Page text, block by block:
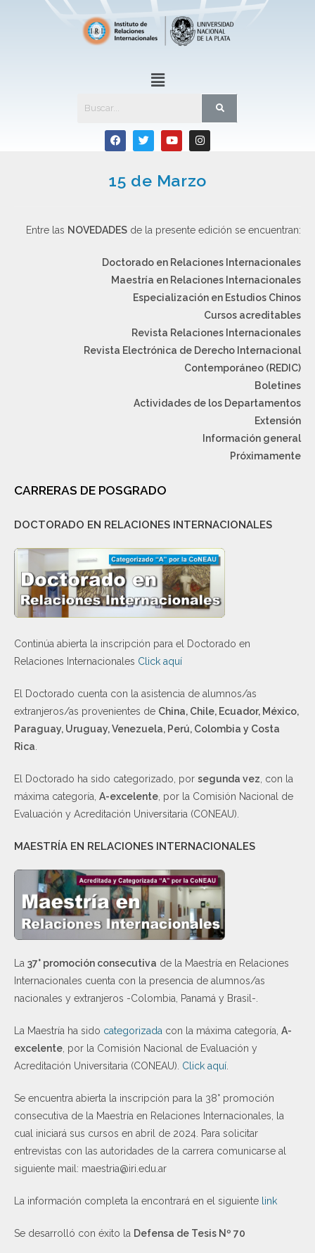
15 de Marzo
Entre las NOVEDADES de la presente edición se encuentran:
Doctorado en Relaciones Internacionales
Maestría en Relaciones Internacionales
Especialización en Estudios Chinos
Cursos acreditables
Revista Relaciones Internacionales
Revista Electrónica de Derecho Internacional
Contemporáneo (REDIC)
Boletines
Actividades de los Departamentos
Extensión
Información general
Próximamente
CARRERAS DE POSGRADO
DOCTORADO EN RELACIONES INTERNACIONALES
Continúa abierta la inscripción para el Doctorado en
Relaciones Internacionales Click aquí
El Doctorado cuenta con la asistencia de alumnos/as
extranjeros/as provenientes de China, Chile, Ecuador, México,
Paraguay, Uruguay, Venezuela, Perú, Colombia y Costa
Rica.
El Doctorado ha sido categorizado, por segunda vez, con la
máxima categoría, A-excelente, por la Comisión Nacional de
Evaluación y Acreditación Universitaria (CONEAU).
MAESTRÍA EN RELACIONES INTERNACIONALES
La 37° promoción consecutiva de la Maestría en Relaciones
Internacionales cuenta con la presencia de alumnos/as
nacionales y extranjeros -Colombia, Panamá y Brasil-.
La Maestría ha sido categorizada con la máxima categoría, A-
excelente , por la Comisión Nacional de Evaluación y
Acreditación Universitaria (CONEAU). Click aquí
Se encuentra abierta la inscripción para la 38° promoción
consecutiva de la Maestría en Relaciones Internacionales, la
cual iniciará sus cursos en abril de 2024. Para solicitar
entrevistas con las autoridades de la carrera comunicarse al
siguiente mail: maestria@iri.edu.ar
La información completa la encontrará en el siguiente link
Se desarrolló con éxito la Defensa de Tesis Nº 70